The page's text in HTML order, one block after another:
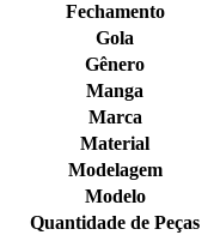
Fechamento
Gola
Gênero
Manga
Marca
Material
Modelagem
Modelo
Quantidade de Peças